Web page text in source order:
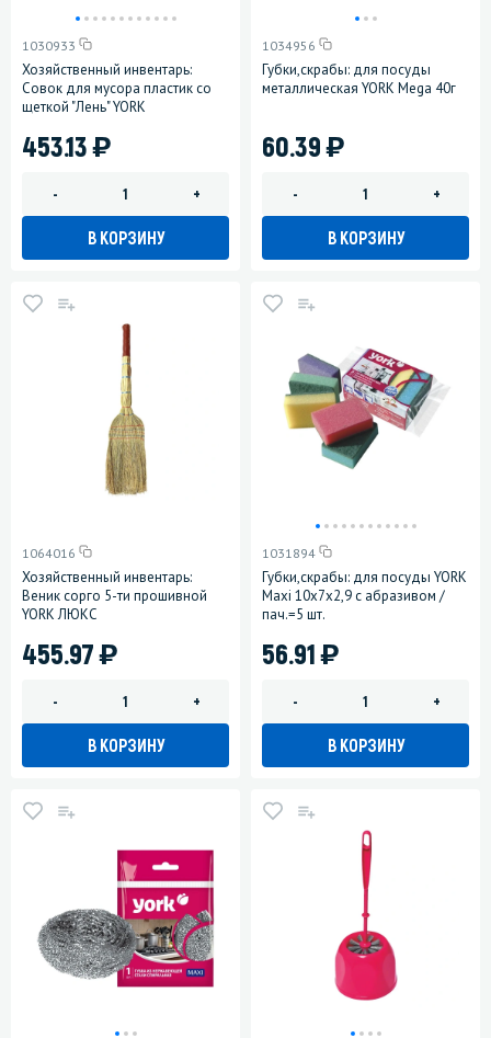
1030933
Хозяйственный инвентарь:
Совок для мусора пластик со
щеткой "Лень" YORK
453.13)
- +
В КОРЗИНУ
1034956
Губки,скрабы: для посуды
металлическая YORK Mega 40г
60.39)
- +
В КОРЗИНУ
1064016
Хозяйственный инвентарь:
Веник сорго 5-ти прошивной
YORK ЛЮКС
455.97)
- +
В КОРЗИНУ
1031894
Губки,скрабы: для посуды YORK
Maxi 10х7х2,9 с абразивом /
пач.=5 шт.
56.91)
- +
В КОРЗИНУ